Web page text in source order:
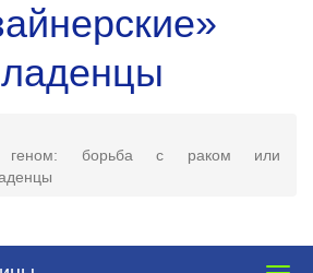
геном: борьба с раком или